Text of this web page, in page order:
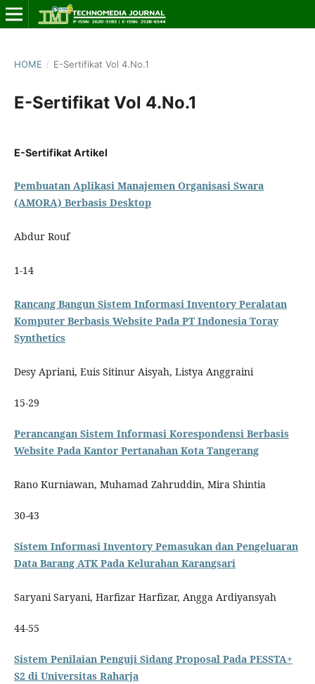
HOME / E-Sertifikat Vol 4.No.1
E-Sertifikat Vol 4.No.1
E-Sertifikat Artikel
Pembuatan Aplikasi Manajemen Organisasi Swara
(AMORA) Berbasis Desktop
Abdur Rouf
1-14
Rancang Bangun Sistem Informasi Inventory Peralatan
Komputer Berbasis Website Pada PT Indonesia Toray
Synthetics
Desy Apriani, Euis Sitinur Aisyah, Listya Anggraini
15-29
Perancangan Sistem Informasi Korespondensi Berbasis
Website Pada Kantor Pertanahan Kota Tangerang
Rano Kurniawan, Muhamad Zahruddin, Mira Shintia
30-43
Sistem Informasi Inventory Pemasukan dan Pengeluaran
Data Barang ATK Pada Kelurahan Karangsari
Saryani Saryani, Harfizar Harfizar, Angga Ardiyansyah
44-55
Sistem Penilaian Penguji Sidang Proposal Pada PESSTA+
S2 di Universitas Raharja